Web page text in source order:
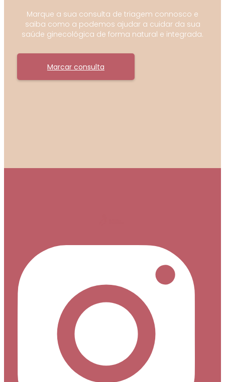
Marque a sua consulta de triagem connosco e
saiba como a podemos ajudar a cuidar da sua
saúde ginecológica de forma natural e integrada.
Marcar consulta